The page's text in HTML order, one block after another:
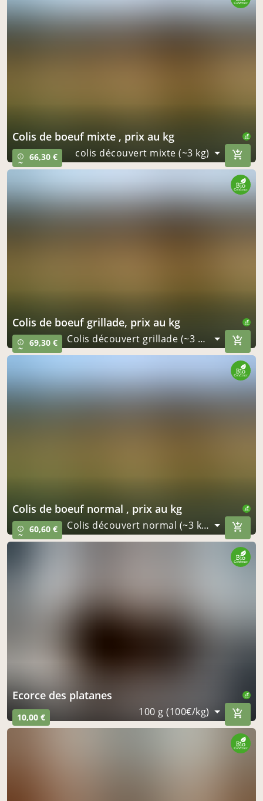
le 15 septembre
colis de boeuf mixte , prix au kg
info_outline
~ 66,30 € colis découvert mixte (~3 kg)
colis de boeuf grillade, prix au kg
info_outline
~ 69,30 € Colis découvert grillade (~3 kg)
colis de boeuf normal , prix au kg
info_outline
~ 60,60 € Colis découvert normal (~3 kg)
ecorce des platanes
10,00 € 100 g (100€/kg)